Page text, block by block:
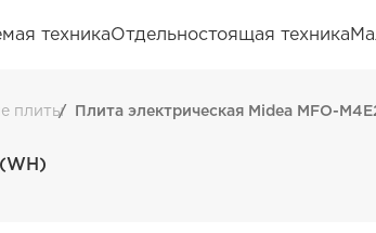
техникаОтдельностоящая техника
плиты Плита электрическая Midea MFO-